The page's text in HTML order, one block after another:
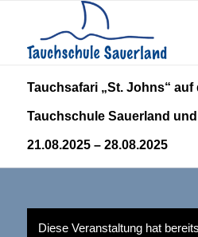
Tauchsafari „St. Johns“ auf
Tauchschule Sauerland
21.08.2025 – 28.08.2025
Diese Veranstaltung hat